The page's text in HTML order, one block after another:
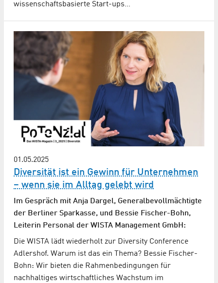
wissenschaftsbasierte Start-ups…
01.05.2025
Diversität ist ein Gewinn für Unternehmen
– wenn sie im Alltag gelebt wird
Im Gespräch mit Anja Dargel, Generalbevollmächtigte
der Berliner Sparkasse, und Bessie Fischer-Bohn,
Leiterin Personal der WISTA Management GmbH:
Die WISTA lädt wiederholt zur Diversity Conference
Adlershof. Warum ist das ein Thema? Bessie Fischer-
Bohn: Wir bieten die Rahmenbedingungen für
nachhaltiges wirtschaftliches Wachstum im